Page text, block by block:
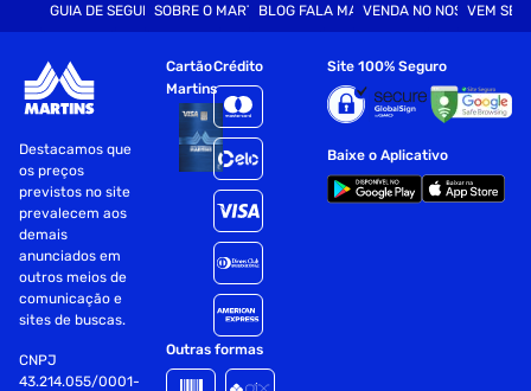
GUIA DE SEGURANÇASOBRE O MARTINSBLOG FALA MARTVENDA NO NOSSO SITE
VEM SER
Destacamos que
os preços
previstos no site
prevalecem aos
demais
anunciados em
outros meios de
comunicação e
sites de buscas.
CNPJ
43.214.055/0001-
Cartão
Martins
Crédito
Outras formas
Site 100% Seguro
Baixe o Aplicativo